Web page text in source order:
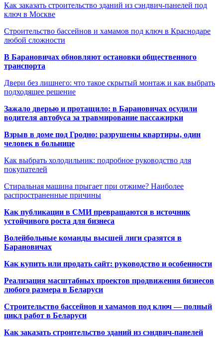
Как заказать строительство зданий из сэндвич-панелей под
ключ в Москве
Строительство бассейнов и хамамов под ключ в Краснодаре
любой сложности
В Барановичах обновляют остановки общественного
транспорта
Двери без лишнего: что такое скрытый монтаж и как выбрать
подходящее решение
Зажало дверью и протащило: в Барановичах осудили
водителя автобуса за травмирование пассажирки
Взрыв в доме под Гродно: разрушены квартиры, один
человек в больнице
Как выбрать холодильник: подробное руководство для
покупателей
Стиральная машина прыгает при отжиме? Наиболее
распространенные причины
Как публикации в СМИ превращаются в источник
устойчивого роста для бизнеса
Волейбольные команды высшей лиги сразятся в
Барановичах
Как купить или продать сайт: руководство и особенности
Реализация масштабных проектов продвижения бизнесов
любого размера в Беларуси
Строительство бассейнов и хамамов под ключ — полный
цикл работ в Беларуси
Как заказать строительство зданий из сэндвич-панелей